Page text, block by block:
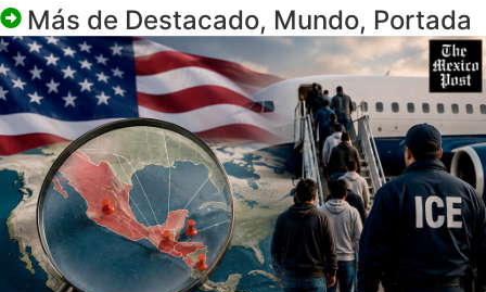
Más de Destacado, Mundo, Portada